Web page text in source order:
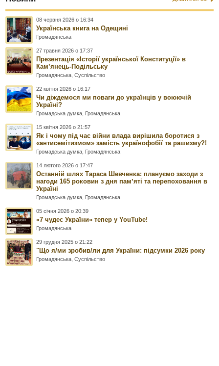
08 червня 2026 о 16:34
Українська книга на Одещині
Громадянська
27 травня 2026 о 17:37
Презентація «Історії української Конституції» в
Камʼянець-Подільську
Громадянська ,Суспільство
22 квітня 2026 о 16:17
Чи діждемося ми поваги до українців у воюючій
Україні?
Громадська думка Громадянська
15 квітня 2026 о 21:57
Як і чому під час війни влада вирішила боротися з
«антисемітизмом» замість українофобії та рашизму?!
Громадська думка Громадянська
14 лютого 2026 о 17:47
Останній шлях Тараса Шевченка: плануємо заходи з
нагоди 165 роковин з дня памʼяті та перепоховання в
Україні
Громадська думка Громадянська
05 січня 2026 о 20:39
«7 чудес України» тепер у YouTube!
Громадянська
29 грудня 2025 о 21:22
"Що я/ми зробив/ли для України: підсумки 2026 року
Громадянська ,Суспільство